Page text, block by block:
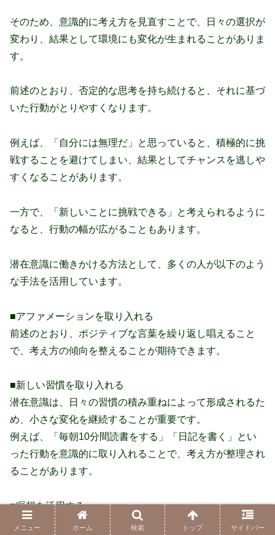
そのため、意識的に考え方を見直すことで、日々の選択が
変わり、結果として環境にも変化が生まれることがありま
す。
前述のとおり、否定的な思考を持ち続けると、それに基づ
いた行動がとりやすくなります。
例えば、「自分には無理だ」と思っていると、積極的に挑
戦することを避けてしまい、結果としてチャンスを逃しや
すくなることがあります。
一方で、「新しいことに挑戦できる」と考えられるように
なると、行動の幅が広がることもあります。
潜在意識に働きかける方法として、多くの人が以下のよう
な手法を活用しています。
■アファメーションを取り入れる
前述のとおり、ポジティブな言葉を繰り返し唱えること
で、考え方の傾向を整えることが期待できます。
■新しい習慣を取り入れる
潜在意識は、日々の習慣の積み重ねによって形成されるた
め、小さな変化を継続することが重要です。
例えば、「毎朝10分間読書をする」「日記を書く」とい
った行動を意識的に取り入れることで、考え方が整理され
ることがあります。
■瞑想を活用する
前述のとおり、瞑想を行うことで、リラックスした状態で
メニュー ホーム 検索 トップ サイドバー